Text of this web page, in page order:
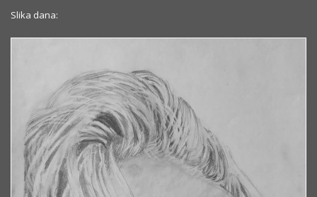
Slika dana: